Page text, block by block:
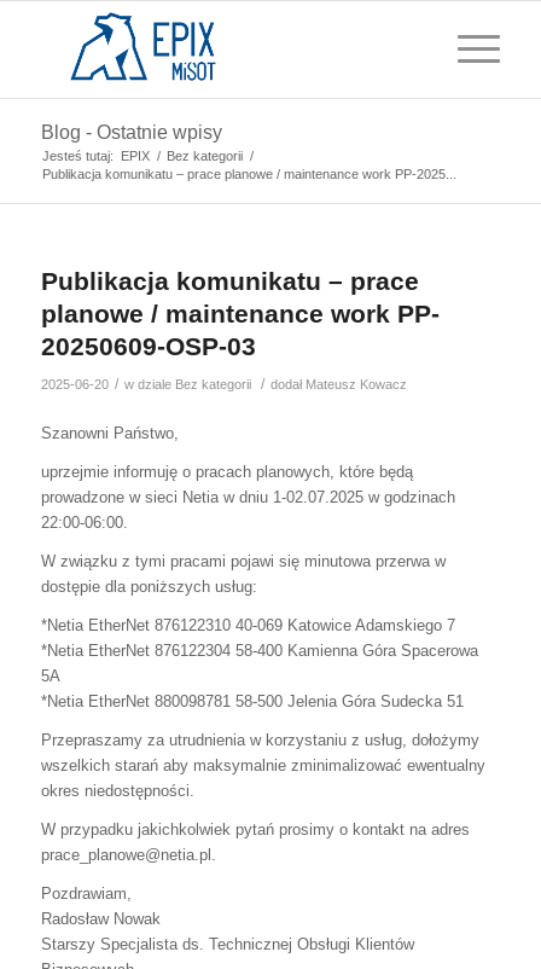
Blog - Ostatnie wpisy
Jesteś tutaj: EPIX / Bez kategorii /
Publikacja komunikatu – prace planowe / maintenance work PP-2025...
Publikacja komunikatu – prace
planowe / maintenance work PP-
20250609-OSP-03
2025-06-20 / w dziale Bez kategorii / dodał Mateusz Kowacz
Szanowni Państwo,
uprzejmie informuję o pracach planowych, które będą
prowadzone w sieci Netia w dniu 1-02.07.2025 w godzinach
22:00-06:00.
W związku z tymi pracami pojawi się minutowa przerwa w
dostępie dla poniższych usług:
*Netia EtherNet 876122310 40-069 Katowice Adamskiego 7
*Netia EtherNet 876122304 58-400 Kamienna Góra Spacerowa
5A
*Netia EtherNet 880098781 58-500 Jelenia Góra Sudecka 51
Przepraszamy za utrudnienia w korzystaniu z usług, dołożymy
wszelkich starań aby maksymalnie zminimalizować ewentualny
okres niedostępności.
W przypadku jakichkolwiek pytań prosimy o kontakt na adres
prace_planowe@netia.pl.
Pozdrawiam,
Radosław Nowak
Starszy Specjalista ds. Technicznej Obsługi Klientów